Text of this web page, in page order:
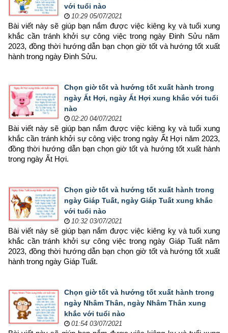
với tuổi nào
10:29 05/07/2021
Bài viết này sẽ giúp bạn nắm được việc kiêng kỵ và tuổi xung
khắc cần tránh khởi sự công việc trong ngày Đinh Sửu năm
2023, đồng thời hướng dẫn bạn chọn giờ tốt và hướng tốt xuất
hành trong ngày Đinh Sửu.
Chọn giờ tốt và hướng tốt xuất hành trong
ngày Ất Hợi, ngày Ất Hợi xung khắc với tuổi
nào
02:20 04/07/2021
Bài viết này sẽ giúp bạn nắm được việc kiêng kỵ và tuổi xung
khắc cần tránh khởi sự công việc trong ngày Ất Hợi năm 2023,
đồng thời hướng dẫn bạn chọn giờ tốt và hướng tốt xuất hành
trong ngày Ất Hợi.
Chọn giờ tốt và hướng tốt xuất hành trong
ngày Giáp Tuất, ngày Giáp Tuất xung khắc
với tuổi nào
10:32 03/07/2021
Bài viết này sẽ giúp bạn nắm được việc kiêng kỵ và tuổi xung
khắc cần tránh khởi sự công việc trong ngày Giáp Tuất năm
2023, đồng thời hướng dẫn bạn chọn giờ tốt và hướng tốt xuất
hành trong ngày Giáp Tuất.
Chọn giờ tốt và hướng tốt xuất hành trong
ngày Nhâm Thân, ngày Nhâm Thân xung
khắc với tuổi nào
01:54 03/07/2021